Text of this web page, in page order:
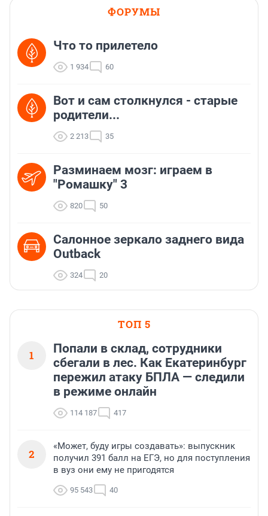
ФОРУМЫ
Что то прилетело
1 934 60
Вот и сам столкнулся - старые
родители...
2 213 35
Разминаем мозг: играем в
"Ромашку" 3
820 50
Салонное зеркало заднего вида
Outback
324 20
ТОП 5
1
Попали в склад, сотрудники
сбегали в лес. Как Екатеринбург
пережил атаку БПЛА — следили
в режиме онлайн
114 187 417
2
«Может, буду игры создавать»: выпускник
получил 391 балл на ЕГЭ, но для поступления
в вуз они ему не пригодятся
95 543 40